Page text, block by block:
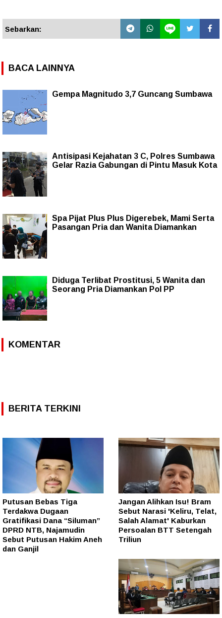
Sebarkan:
BACA LAINNYA
Gempa Magnitudo 3,7 Guncang Sumbawa
Antisipasi Kejahatan 3 C, Polres Sumbawa
Gelar Razia Gabungan di Pintu Masuk Kota
Spa Pijat Plus Plus Digerebek, Mami Serta
Pasangan Pria dan Wanita Diamankan
Diduga Terlibat Prostitusi, 5 Wanita dan
Seorang Pria Diamankan Pol PP
KOMENTAR
BERITA TERKINI
Putusan Bebas Tiga
Terdakwa Dugaan
Gratifikasi Dana “Siluman”
DPRD NTB, Najamudin
Sebut Putusan Hakim Aneh
dan Ganjil
Jangan Alihkan Isu! Bram
Sebut Narasi 'Keliru, Telat,
Salah Alamat' Kaburkan
Persoalan BTT Setengah
Triliun